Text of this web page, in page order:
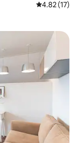
5 ರಲ್ಲಿ 4.82
4.82 (17)